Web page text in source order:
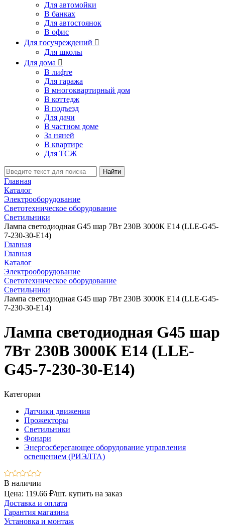
Для автомойки
В банках
Для автостоянок
В офис
Для госучреждений 
Для школы
Для дома 
В лифте
Для гаража
В многоквартирный дом
В коттедж
В подъезд
Для дачи
В частном доме
За няней
В квартире
Для ТСЖ
Найти
Главная
Каталог
Электрооборудование
Светотехническое оборудование
Светильники
Лампа светодиодная G45 шар 7Вт 230В 3000К E14 (LLE-G45-
7-230-30-E14)
Главная
Главная
Каталог
Электрооборудование
Светотехническое оборудование
Светильники
Лампа светодиодная G45 шар 7Вт 230В 3000К E14 (LLE-G45-
7-230-30-E14)
Лампа светодиодная G45 шар
7Вт 230В 3000К E14 (LLE-
G45-7-230-30-E14)
Категории
Датчики движения
Прожекторы
Светильники
Фонари
Энергосберегающее оборудование управления
освещением (РИЭЛТА)
В наличии
Цена: 119.66 ₽/шт. купить на заказ
Доставка и оплата
Гарантия магазина
Установка и монтаж